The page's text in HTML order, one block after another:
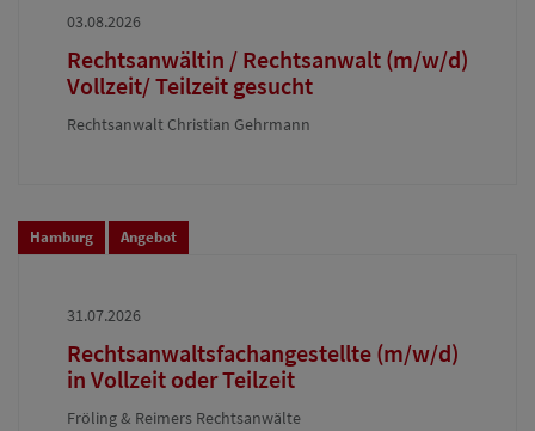
03.08.2026
Rechtsanwältin / Rechtsanwalt (m/w/d)
Vollzeit/ Teilzeit gesucht
Rechtsanwalt Christian Gehrmann
Hamburg Angebot
31.07.2026
Rechtsanwaltsfachangestellte (m/w/d)
in Vollzeit oder Teilzeit
Fröling & Reimers Rechtsanwälte